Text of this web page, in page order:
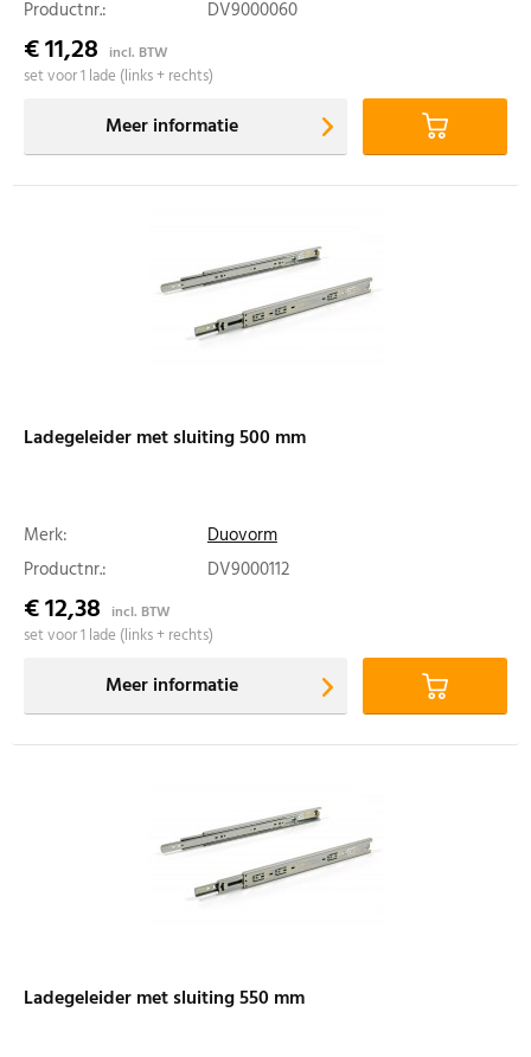
Productnr.: DV9000060
€ 11,28 incl. BTW
set voor 1 lade (links + rechts)
Meer informatie
Ladegeleider met sluiting 500 mm
Merk:
Duovorm
Productnr.:
DV9000112
€ 12,38 incl. BTW
set voor 1 lade (links + rechts)
Meer informatie
Ladegeleider met sluiting 550 mm